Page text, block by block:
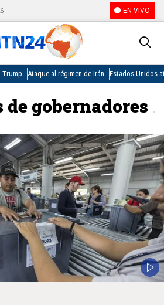
EN VIVO
Trump Ataque al régimen de Irán Estados Unidos
de gobernadores